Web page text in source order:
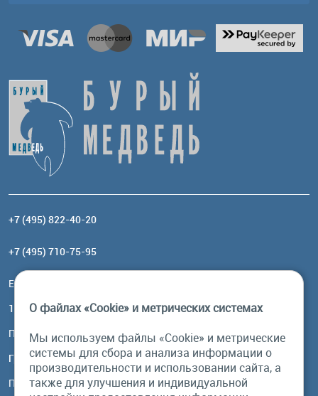
+7 (495) 822-40-20
+7 (495) 710-75-95
Email:
117485, Москва, ул. Профсоюзная, 84/32, корп 1
Посмотреть на карте
График работы
Пн-Пт: с 10:00 до 18:00
О файлах «Cookie» и метрических системах
Мы используем файлы «Cookie» и метрические
системы для сбора и анализа информации о
производительности и использовании сайта, а
также для улучшения и индивидуальной